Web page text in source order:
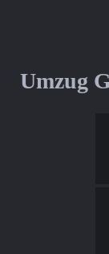
Umzug